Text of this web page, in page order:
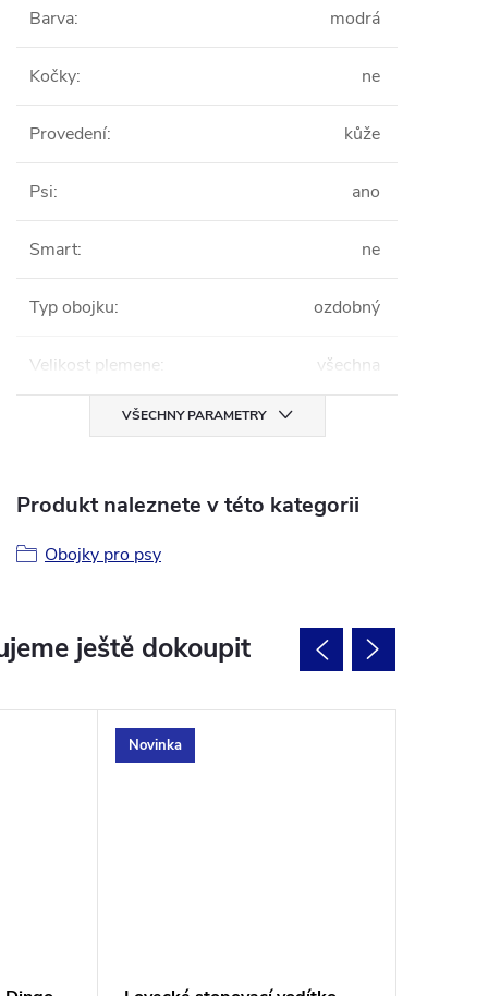
Barva: modrá
Kočky: ne
Provedení: kůže
Psi: ano
Smart: ne
Typ obojku: ozdobný
Velikost plemene: všechna
VŠECHNY PARAMETRY
Produkt naleznete v této kategorii
Obojky pro psy
ještě dokoupit
Novinka